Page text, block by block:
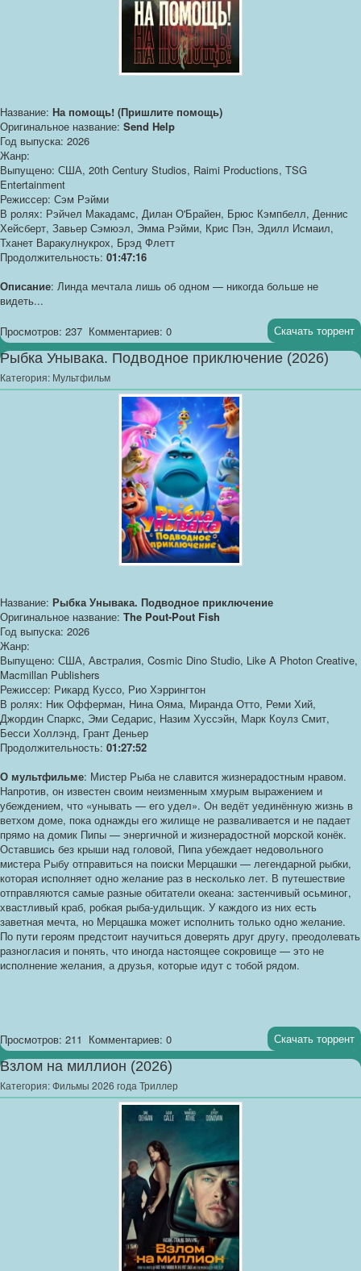
Название: На помощь! (Пришлите помощь)
Оригинальное название: Send Help
Год выпуска: 2026
Жанр:
Выпущено: США, 20th Century Studios, Raimi Productions, TSG
Entertainment
Режиссер: Сэм Рэйми
В ролях: Рэйчел Макадамс, Дилан О'Брайен, Брюс Кэмпбелл, Деннис
Хейсберт, Завьер Сэмюэл, Эмма Рэйми, Крис Пэн, Эдилл Исмаил,
Тханет Варакулнукрох, Брэд Флетт
Продолжительность: 01:47:16
Описание: Линда мечтала лишь об одном — никогда больше не
видеть...
Просмотров: 237 Комментариев: 0 Скачать торрент
Рыбка Унывака. Подводное приключение (2026)
Категория: Мультфильм
Название: Рыбка Унывака. Подводное приключение
Оригинальное название: The Pout-Pout Fish
Год выпуска: 2026
Жанр:
Выпущено: США, Австралия, Cosmic Dino Studio, Like A Photon Creative,
Macmillan Publishers
Режиссер: Рикард Куссо, Рио Хэррингтон
В ролях: Ник Офферман, Нина Ояма, Миранда Отто, Реми Хий,
Джордин Спаркс, Эми Седарис, Назим Хуссэйн, Марк Коулз Смит,
Бесси Холлэнд, Грант Деньер
Продолжительность: 01:27:52
О мультфильме: Мистер Рыба не славится жизнерадостным нравом.
Напротив, он известен своим неизменным хмурым выражением и
убеждением, что «унывать — его удел». Он ведёт уединённую жизнь в
ветхом доме, пока однажды его жилище не разваливается и не падает
прямо на домик Пипы — энергичной и жизнерадостной морской конёк.
Оставшись без крыши над головой, Пипа убеждает недовольного
мистера Рыбу отправиться на поиски Мерцашки — легендарной рыбки,
которая исполняет одно желание раз в несколько лет. В путешествие
отправляются самые разные обитатели океана: застенчивый осьминог,
хвастливый краб, робкая рыба-удильщик. У каждого из них есть
заветная мечта, но Мерцашка может исполнить только одно желание.
По пути героям предстоит научиться доверять друг другу, преодолевать
разногласия и понять, что иногда настоящее сокровище — это не
исполнение желания, а друзья, которые идут с тобой рядом.
Просмотров: 211 Комментариев: 0 Скачать торрент
Взлом на миллион (2026)
Категория:Фильмы 2026 года Триллер